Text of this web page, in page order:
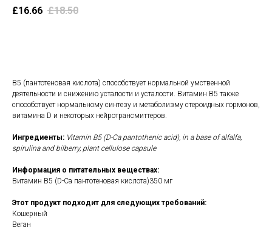
£16.66 £18.50
B5 (пантотеновая кислота) способствует нормальной умственной
деятельности и снижению усталости и усталости. Витамин B5 также
способствует нормальному синтезу и метаболизму стероидных гормонов,
витамина D и некоторых нейротрансмиттеров.
Ингредиенты: Vitamin B5 (D-Ca pantothenic acid), in a base of alfalfa,
spirulina and bilberry, plant cellulose capsule
Информация о питательных веществах:
Витамин B5 (D-Ca пантотеновая кислота)350 мг
Этот продукт подходит для следующих требований:
Кошерный
Веган